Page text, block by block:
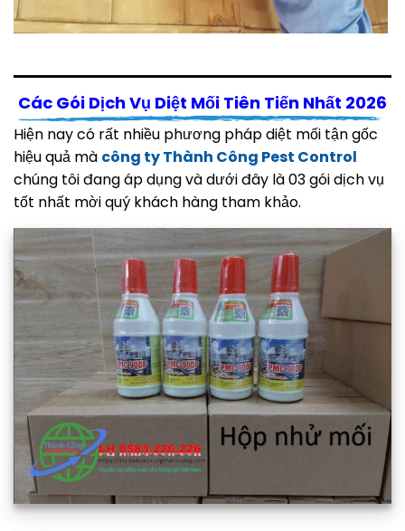
Các Gói Dịch Vụ Diệt Mối Tiên Tiến Nhất 2026
Hiện nay có rất nhiều phương pháp diệt mối tận gốc
hiệu quả mà công ty Thành Công Pest Control
chúng tôi đang áp dụng và dưới đây là 03 gói dịch vụ
tốt nhất mời quý khách hàng tham khảo.